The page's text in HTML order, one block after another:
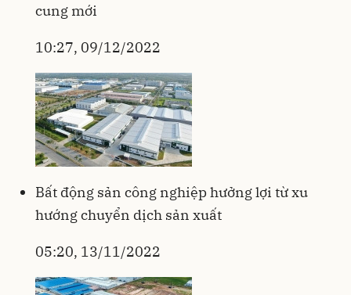
cung mới
10:27, 09/12/2022
Bất động sản công nghiệp hưởng lợi từ xu
hướng chuyển dịch sản xuất
05:20, 13/11/2022